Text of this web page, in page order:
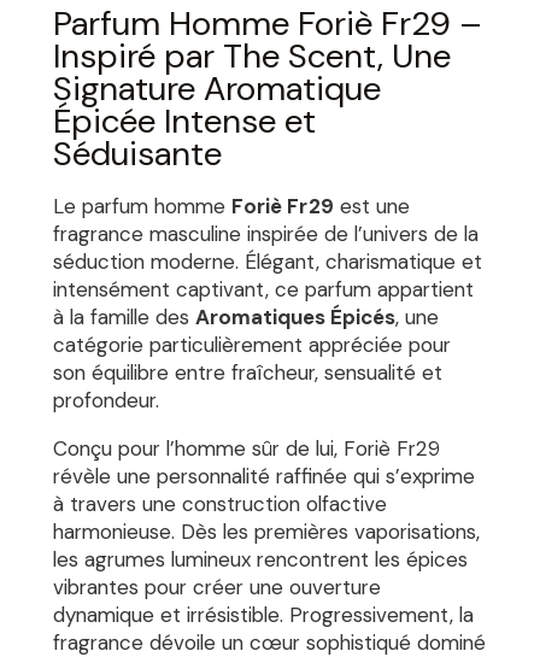
Parfum Homme Foriè Fr29 –
Inspiré par The Scent, Une
Signature Aromatique
Épicée Intense et
Séduisante
Le parfum homme Foriè Fr29 est une
fragrance masculine inspirée de l’univers de la
séduction moderne. Élégant, charismatique et
intensément captivant, ce parfum appartient
à la famille des Aromatiques Épicés, une
catégorie particulièrement appréciée pour
son équilibre entre fraîcheur, sensualité et
profondeur.
Conçu pour l’homme sûr de lui, Foriè Fr29
révèle une personnalité raffinée qui s’exprime
à travers une construction olfactive
harmonieuse. Dès les premières vaporisations,
les agrumes lumineux rencontrent les épices
vibrantes pour créer une ouverture
dynamique et irrésistible. Progressivement, la
fragrance dévoile un cœur sophistiqué dominé